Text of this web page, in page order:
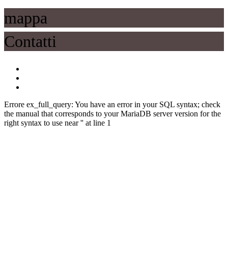
mappa
Contatti
Errore ex_full_query: You have an error in your SQL syntax; check
the manual that corresponds to your MariaDB server version for the
right syntax to use near '' at line 1